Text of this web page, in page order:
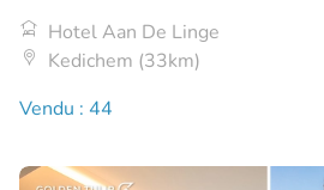
Hotel Aan De Linge
Kedichem (33km)
Vendu : 44